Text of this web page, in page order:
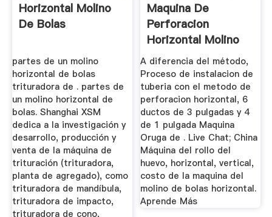
Horizontal Molino
De Bolas
partes de un molino
horizontal de bolas
trituradora de . partes de
un molino horizontal de
bolas. Shanghai XSM
dedica a la investigación y
desarrollo, producción y
venta de la máquina de
trituración (trituradora,
planta de agregado), como
trituradora de mandíbula,
trituradora de impacto,
trituradora de cono,
Maquina De
Perforacion
Horizontal Molino
A diferencia del método,
Proceso de instalacion de
tuberia con el metodo de
perforacion horizontal, 6
ductos de 3 pulgadas y 4
de 1 pulgada Maquina
Oruga de . Live Chat; China
Máquina del rollo del
huevo, horizontal, vertical,
costo de la maquina del
molino de bolas horizontal.
Aprende Más